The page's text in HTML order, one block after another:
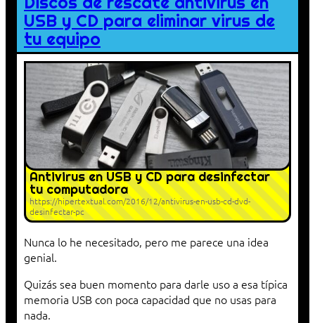
USB y CD para eliminar virus de
tu equipo
Antivirus en USB y CD para desinfectar
tu computadora
https://hipertextual.com/2016/12/antivirus-en-usb-cd-dvd-
desinfectar-pc
Nunca lo he necesitado, pero me parece una idea
genial.
Quizás sea buen momento para darle uso a esa típica
memoria USB con poca capacidad que no usas para
nada.